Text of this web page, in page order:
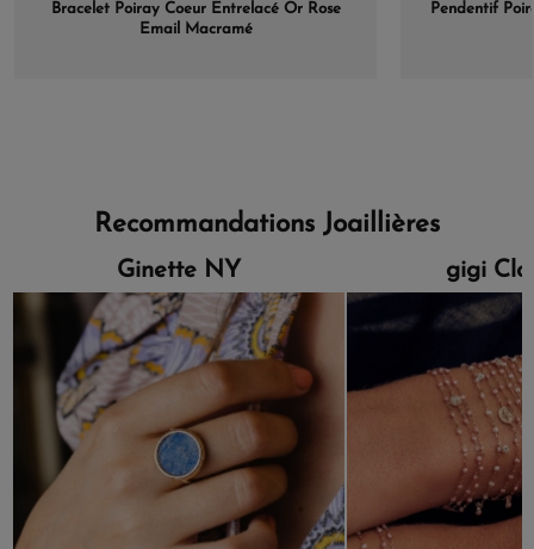
Bracelet Poiray Coeur Entrelacé Or Rose
Email Macramé
Pendentif
Recommandations Joaillières
Ginette NY gigi